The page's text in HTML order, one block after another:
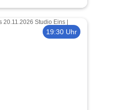
19:30 Uhr